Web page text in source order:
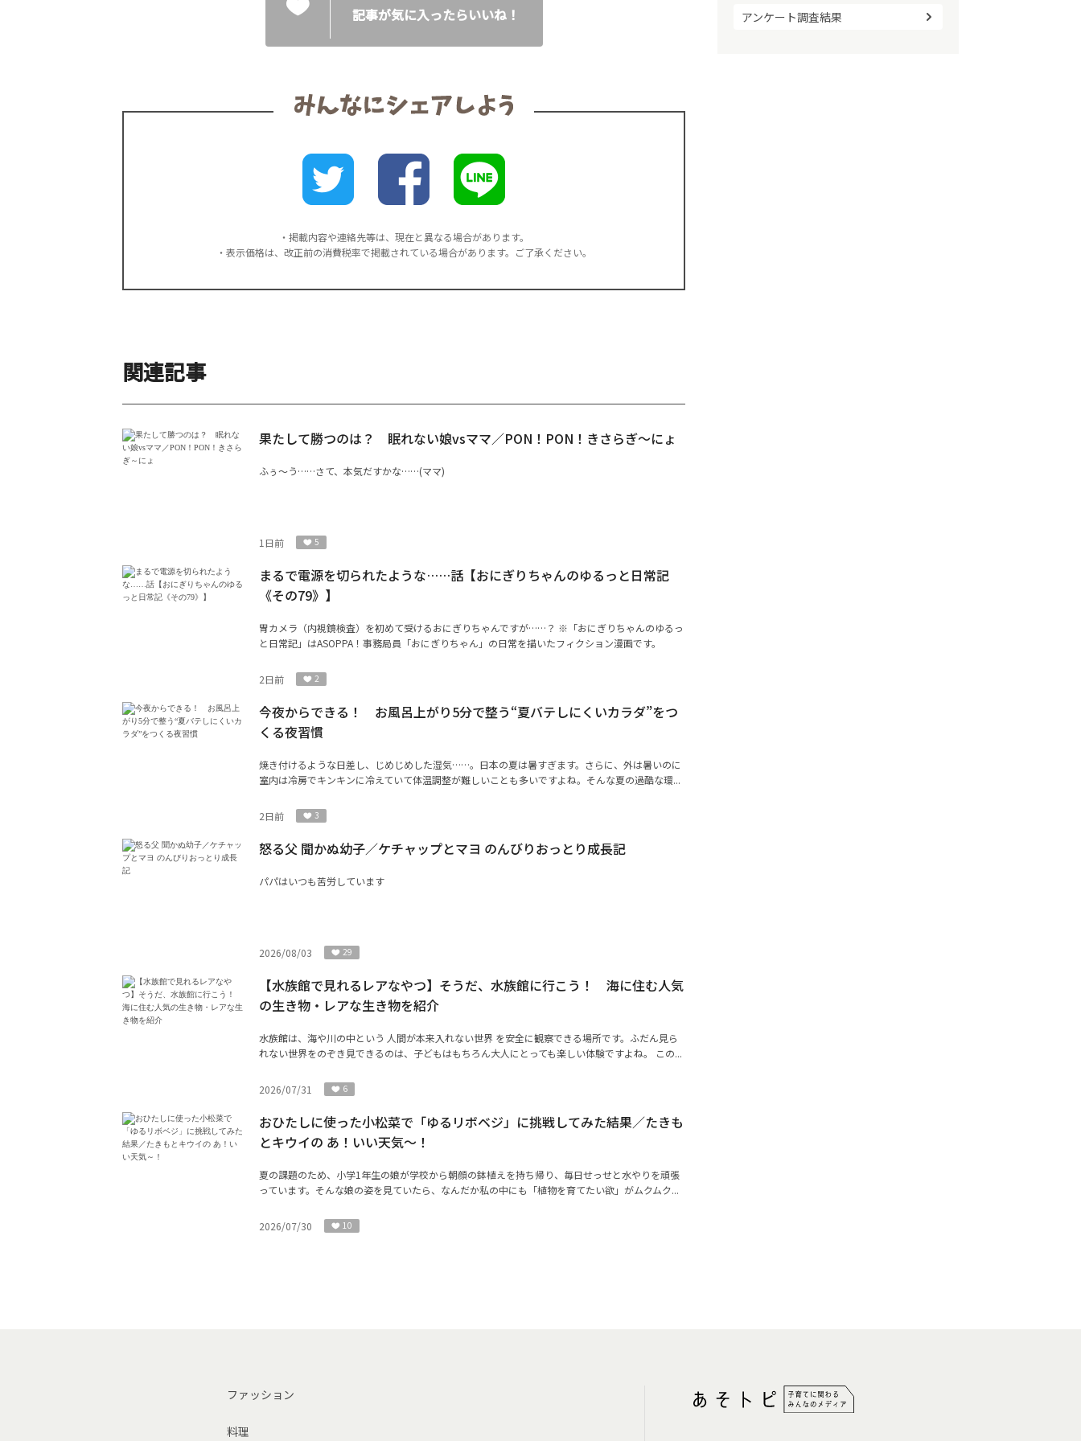
記事が気に入ったらいいね！
・掲載内容や連絡先等は、現在と異なる場合があります。
・表示価格は、改正前の消費税率で掲載されている場合があります。ご了承ください。
関連記事
果たして勝つのは？ 眠れない娘vsママ／PON！PON！きさらぎ～にょ
ふぅ〜う……さて、本気だすかな……(ママ)
1日前 5
まるで電源を切られたような……話【おにぎりちゃんのゆるっと日常記
《その79》】
胃カメラ（内視鏡検査）を初めて受けるおにぎりちゃんですが……？ ※「おにぎりちゃんのゆるっ
と日常記」はASOPPA！事務局員「おにぎりちゃん」の日常を描いたフィクション漫画です。
2日前 2
今夜からできる！ お風呂上がり5分で整う“夏バテしにくいカラダ”をつ
くる夜習慣
焼き付けるような日差し、じめじめした湿気……。日本の夏は暑すぎます。さらに、外は暑いのに
室内は冷房でキンキンに冷えていて体温調整が難しいことも多いですよね。そんな夏の過酷な環...
2日前 3
怒る父 聞かぬ幼子／ケチャップとマヨ のんびりおっとり成長記
パパはいつも苦労しています
2026/08/03 29
【水族館で見れるレアなやつ】そうだ、水族館に行こう！ 海に住む人気
の生き物・レアな生き物を紹介
水族館は、海や川の中という 人間が本来入れない世界 を安全に観察できる場所です。ふだん見ら
れない世界をのぞき見できるのは、子どもはもちろん大人にとっても楽しい体験ですよね。 この...
2026/07/31 6
おひたしに使った小松菜で「ゆるリボベジ」に挑戦してみた結果／たきも
とキウイの あ！いい天気～！
夏の課題のため、小学1年生の娘が学校から朝顔の鉢植えを持ち帰り、毎日せっせと水やりを頑張
っています。そんな娘の姿を見ていたら、なんだか私の中にも「植物を育てたい欲」がムクムク...
2026/07/30 10
アンケート調査結果
ファッション
料理